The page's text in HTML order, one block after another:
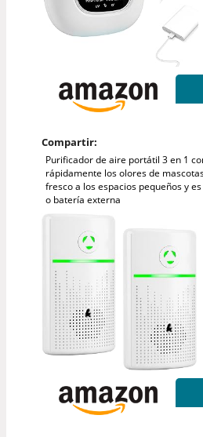
Compartir:
Purificador de aire portátil 3 en 1
rápidamente los olores de
fresco a los espacios pequeños y
o batería externa